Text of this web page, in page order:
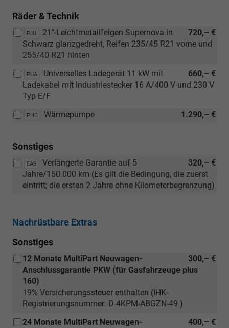
Räder & Technik
PJU 720,– €
21"-Leichtmetallfelgen Supernova in
Schwarz glanzgedreht, Reifen 235/45 R21 vorne und
255/40 R21 hinten
PUA 660,– €
Universelles Ladegerät 11 kW mit
Ladekabel mit Industriestecker 16 A/400 V und 230 V
Typ E/F
PHC 1.290,– €
Wärmepumpe
Sonstiges
EA9 320,– €
Verlängerte Garantie auf 5
Jahre/150.000 km (Es gilt die Bedingung, die zuerst
eintritt; die ersten 2 Jahre ohne Kilometerbegrenzung)
Nachrüstbare Extras
Sonstiges
300,– €
12 Monate MultiPart Neuwagen-
Anschlussgarantie PKW (für Gasfahrzeuge plus
160)
19% Versicherungssteuer enthalten (IHK-
Registrierungsnummer: D-4KPM-ABGZN-49 )
400,– €
24 Monate MultiPart Neuwagen-